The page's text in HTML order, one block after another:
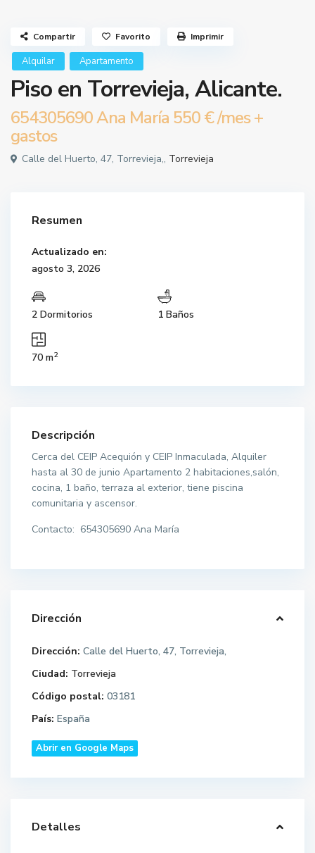
Alquilar Apartamento
Piso en Torrevieja, Alicante.
654305690 Ana María 550 €/mes +
gastos
Calle del Huerto, 47, Torrevieja,, Torrevieja
Compartir Favorito Imprimir
Resumen
Actualizado en:
agosto 3, 2026
2 Dormitorios 1 Baños
70 m2
Descripción
Cerca del CEIP Acequión y CEIP Inmaculada, Alquiler
hasta al 30 de junio Apartamento 2 habitaciones,salón,
cocina, 1 baño, terraza al exterior, tiene piscina
comunitaria y ascensor.
Contacto: 654305690 Ana María
Dirección
Dirección: Calle del Huerto, 47, Torrevieja,
Ciudad: Torrevieja
Código postal: 03181
País: España
Abrir en Google Maps
Detalles